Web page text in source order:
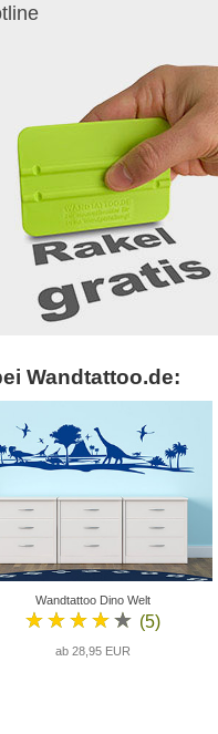
Wandtattoo.de:
Wandtattoo Dino Welt
★★★★★ (5)
ab 28,95 EUR